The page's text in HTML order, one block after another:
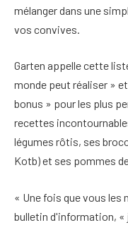
mélanger dans une
vos convives.
Garten appelle cette
monde peut réaliser »
bonus » pour les plus
recettes
légumes rôtis, ses
Kotb) et ses pommes
« Une fois que vous les
bulletin d'information, «